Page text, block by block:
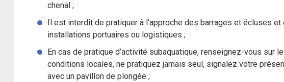
chenal ;
Il est interdit de pratiquer à l’approche des barrages et écluses et
installations portuaires ou logistiques ;
En cas de pratique d’activité subaquatique, renseignez-vous sur
conditions locales, ne pratiquez jamais seul, signalez votre
avec un pavillon de plongée ;